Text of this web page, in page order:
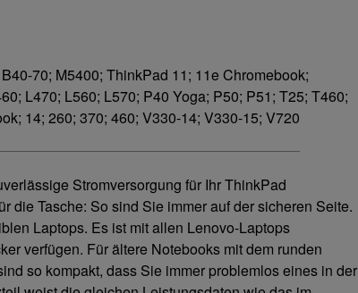
70; M5400; ThinkPad 11; 11e Chromebook;
L470; L560; L570; P40 Yoga; P50; P51; T25; T460;
14; 260; 370; 460; V330-14; V330-15; V720
Stromversorgung für Ihr ThinkPad
die Tasche: So sind Sie immer auf der sicheren Seite.
Laptops. Es ist mit allen Lenovo-Laptops
verfügen. Für ältere Notebooks mit dem runden
so kompakt, dass Sie immer problemlos eines in der